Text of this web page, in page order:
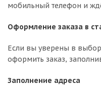
мобильный телефон и
Оформление заказа в
Если вы уверены в
оформить заказ,
Заполнение адреса